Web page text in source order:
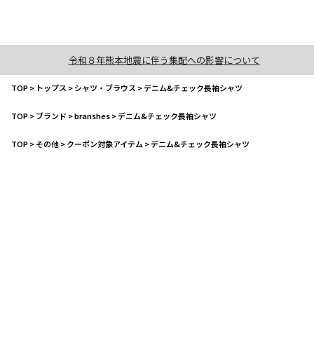
令和８年熊本地震に伴う集配への影響について
TOP> トップス >シャツ・ブラウス >デニム&チェック長袖シャツ
TOP>ブランド >branshes>デニム&チェック長袖シャツ
TOP>その他>クーポン対象アイテム >デニム&チェック長袖シャツ